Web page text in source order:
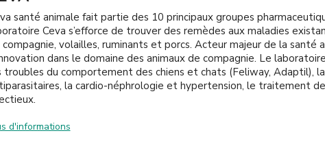
santé animale fait partie des 10 principaux groupes
Ceva s’efforce de trouver des remèdes aux maladies
volailles, ruminants et porcs. Acteur majeur de la santé
dans le domaine des animaux de compagnie. Le
troubles du comportement des chiens et chats (Feliway, Adaptil),
la cardio-néphrologie et hypertension, le traitement
d'informations